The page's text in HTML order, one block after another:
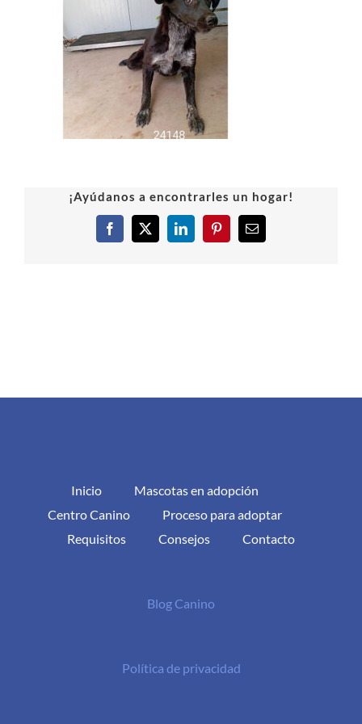
¡Ayúdanos a encontrarles un hogar!
Facebook
X LinkedInPinterestCorreo
Inicio
Mascotas en adopción
Centro Canino
Proceso para adoptar
Requisitos
Consejos Contacto
Blog Canino
Política de privacidad